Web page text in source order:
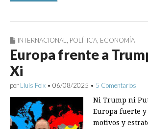
INTERNACIONAL POLÍTICA ECONOMÍA
Europa frente a
Xi
por Lluís Foix • 06/08/2025 • 5 Comentarios
Ni Trump ni
Europa fuerte y
motivos y